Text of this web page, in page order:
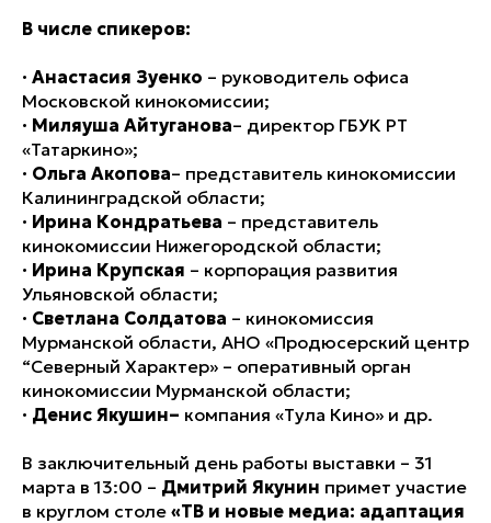
В числе спикеров:
· Анастасия Зуенко – руководитель офиса
Московской кинокомиссии;
· Миляуша Айтуганова– директор ГБУК РТ
«Татаркино»;
· Ольга Акопова– представитель кинокомиссии
Калининградской области;
· Ирина Кондратьева – представитель
кинокомиссии Нижегородской области;
· Ирина Крупская – корпорация развития
Ульяновской области;
· Светлана Солдатова – кинокомиссия
Мурманской области, АНО «Продюсерский центр
“Северный Характер» – оперативный орган
кинокомиссии Мурманской области;
· Денис Якушин– компания «Тула Кино» и др.
В заключительный день работы выставки – 31
марта в 13:00 – Дмитрий Якунин примет участие
в круглом столе «ТВ и новые медиа: адаптация